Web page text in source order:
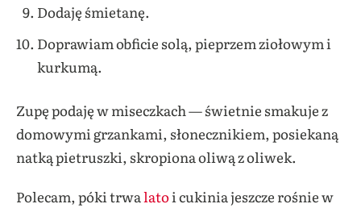
Dodaję śmietanę.
Doprawiam obficie solą, pieprzem ziołowym i
kurkumą.
Zupę podaję w miseczkach — świetnie smakuje z
domowymi grzankami, słonecznikiem, posiekaną
natką pietruszki, skropiona oliwą z oliwek.
Polecam, póki trwalatoi cukinia jeszcze rośnie w